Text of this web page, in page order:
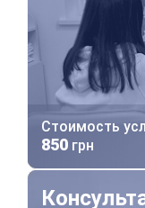
Стоимость
850грн
Консультация